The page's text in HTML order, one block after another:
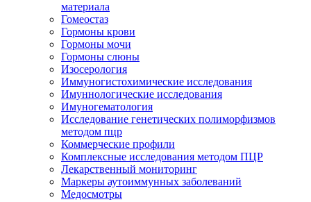
материала
Гомеостаз
Гормоны крови
Гормоны мочи
Гормоны слюны
Изосерология
Иммуногистохимические исследования
Имуннологические исследования
Имуногематология
Исследование генетических полиморфизмов
методом пцр
Коммерческие профили
Комплексные исследования методом ПЦР
Лекарственный мониторинг
Маркеры аутоиммунных заболеваний
Медосмотры